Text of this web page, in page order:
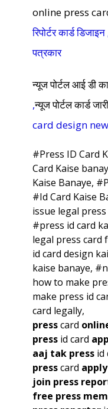
online press
रिपोर्टर कार्ड
पत्रकार
न्यूज पोर्टल आई डी
,न्यूज पोर्टल कार्ड
card design
#Press ID Card
Card Kaise
Kaise Banaye,
#Id Card Kaise
issue legal press
#press id card
legal press card
id card design
kaise banaye, #
how to make
make press id
card legally,
presscard
press id card
aaj tak press id
presscard
join press
free press